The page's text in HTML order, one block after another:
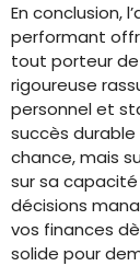
En conclusion,
performant
tout porteur
rigoureuse
personnel et
succès durable
chance, mais
sur sa
décisions
vos finances
solide pour